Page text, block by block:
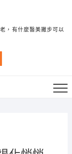
，有什麼醫美撇步可以